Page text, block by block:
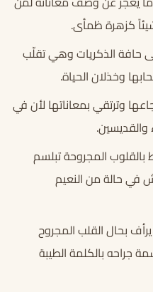
كزهرة ظمأى.
حافة الذكريات وهي تقلّب
وخذلان الحياة.
وترتقي بمعاناتها لأن في
والقديسين.
المجروحة تبلسم
في حالة من النعيم
بحال القلب المجروح
جراحه بالكلمة الطيبة